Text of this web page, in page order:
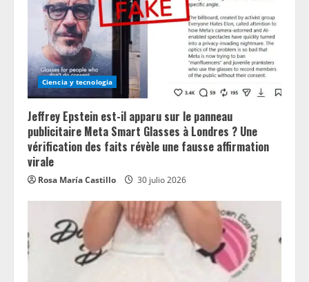
Ciencia y tecnologia
Jeffrey Epstein est-il apparu sur le panneau
publicitaire Meta Smart Glasses à Londres ? Une
vérification des faits révèle une fausse affirmation
virale
Rosa María Castillo 30 julio 2026